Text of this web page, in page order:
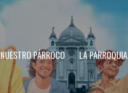
NUESTRO PÁRROCO LA PARROQUIA